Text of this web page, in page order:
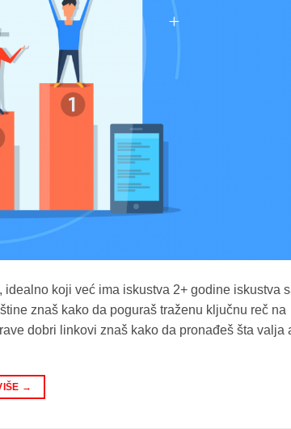
koji već ima iskustva 2+ godine iskustva
znaš kako da poguraš traženu ključnu reč na
dobri linkovi znaš kako da pronađeš šta valja
→